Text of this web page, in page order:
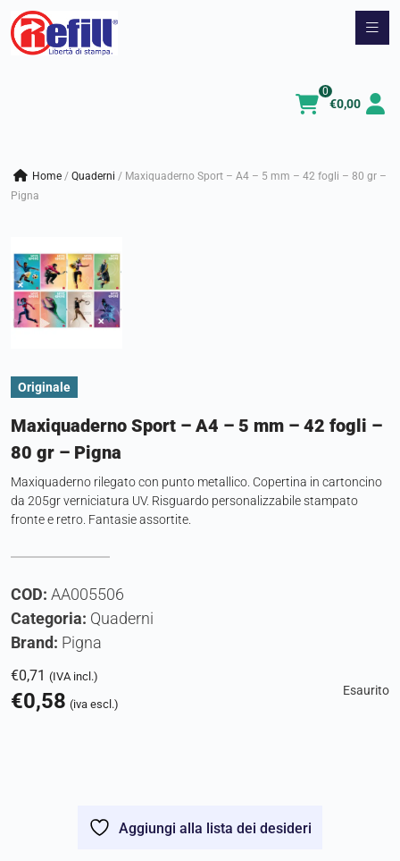
Vai
€0,00
0
Home / quaderni / Maxiquaderno Sport – A4 – 5 mm – 42 fogli – 80 gr –
Pigna
Originale
Maxiquaderno Sport – A4 – 5 mm – 42 fogli –
80 gr – Pigna
Maxiquaderno rilegato con punto metallico. Copertina in cartoncino
da 205gr verniciatura UV. Risguardo personalizzabile stampato
fronte e retro. Fantasie assortite.
COD: AA005506
Categoria: Quaderni
Brand: Pigna
€0,71 (IVA incl.)
€0,58 (iva escl.)
Esaurito
Aggiungi alla lista dei desideri